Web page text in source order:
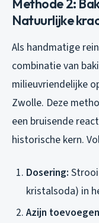
Methode 2:
Natuurlijke
Als handmatige
combinatie van
milieuvriendelijke
Zwolle. Deze
een bruisende
historische kern.
Dosering:
kristalsoda) in
Azijn